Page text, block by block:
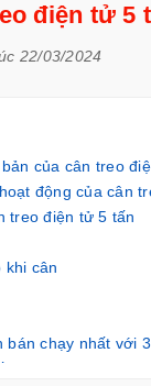
điện tử 5
22/03/2024
của cân treo
động của cân
treo điện tử 5 tấn
khi cân
bán chạy nhất với
2Kg